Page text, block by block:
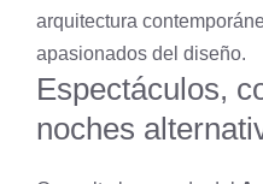
arquitectura
apasionados del diseño.
Espectáculos,
noches